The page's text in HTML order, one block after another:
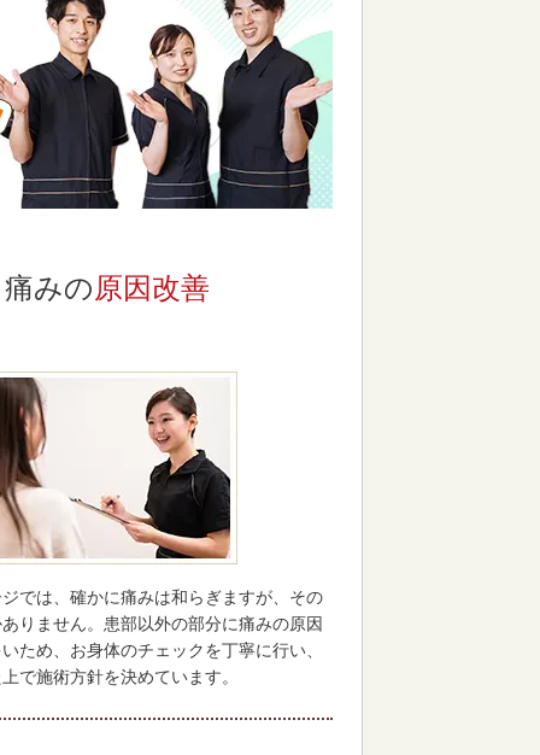
痛みの原因改善
では、確かに痛みは和らぎますが、その
りません。患部以外の部分に痛みの原因
ため、お身体のチェックを丁寧に行い、
で施術方針を決めています。